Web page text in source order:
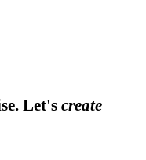
Let's create